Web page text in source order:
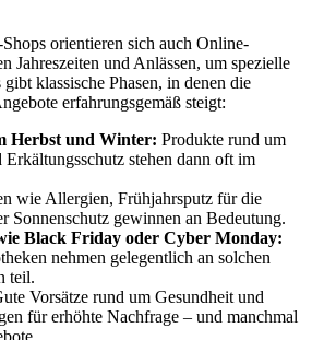
orientieren sich auch Online-
Jahreszeiten und Anlässen, um spezielle
klassische Phasen, in denen die
erfahrungsgemäß steigt:
Herbst und Winter: Produkte rund um
Erkältungsschutz stehen dann oft im
wie Allergien, Frühjahrsputz für die
Sonnenschutz gewinnen an Bedeutung.
Black Friday oder Cyber Monday:
nehmen gelegentlich an solchen
teil.
Vorsätze rund um Gesundheit und
für erhöhte Nachfrage – und manchmal